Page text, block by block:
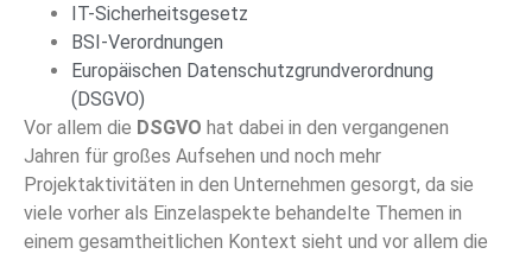
IT-Sicherheitsgesetz
BSI-Verordnungen
Europäischen Datenschutzgrundverordnung
(DSGVO)
Vor allem die DSGVO hat dabei in den vergangenen
Jahren für großes Aufsehen und noch mehr
Projektaktivitäten in den Unternehmen gesorgt, da sie
viele vorher als Einzelaspekte behandelte Themen in
einem gesamtheitlichen Kontext sieht und vor allem die